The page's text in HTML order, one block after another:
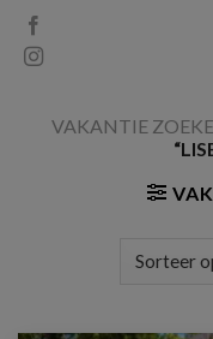
Skip
content
VAKANTIE